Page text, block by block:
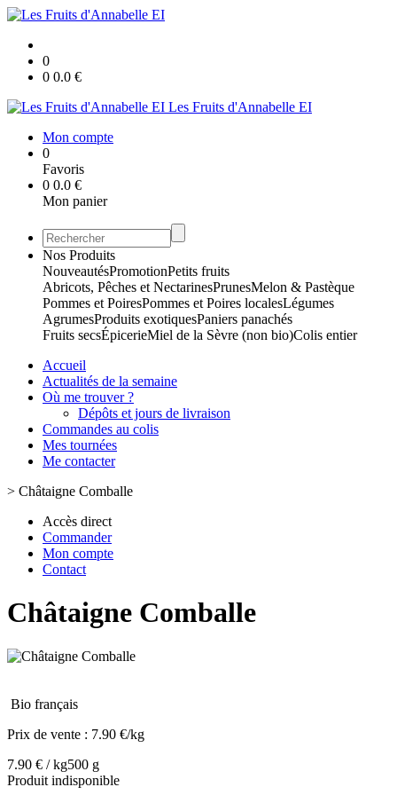
0
0 0.0 €
Les Fruits d'Annabelle EI
Mon compte
0
Favoris
0 0.0 €
Mon panier
Nos Produits
NouveautésPromotionPetits fruits
Abricots, Pêches et NectarinesPrunesMelon & Pastèque
Pommes et PoiresPommes et Poires localesLégumes
AgrumesProduits exotiquesPaniers panachés
Fruits secsÉpicerieMiel de la Sèvre (non bio)Colis entier
Accueil
Actualités de la semaine
Où me trouver ?
Dépôts et jours de livraison
Commandes au colis
Mes tournées
Me contacter
> Châtaigne Comballe
Accès direct
Commander
Mon compte
Contact
Châtaigne Comballe
Bio français
Prix de vente : 7.90 €/kg
7.90 € / kg500 g
Produit indisponible